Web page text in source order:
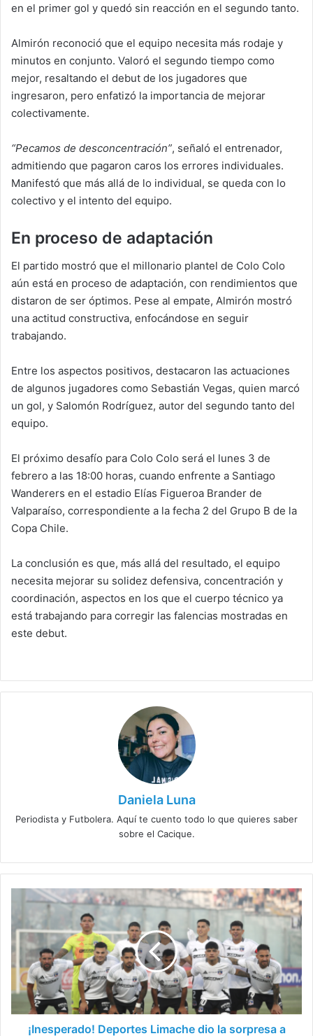
en el primer gol y quedó sin reacción en el segundo tanto.
Almirón reconoció que el equipo necesita más rodaje y
minutos en conjunto. Valoró el segundo tiempo como
mejor, resaltando el debut de los jugadores que
ingresaron, pero enfatizó la importancia de mejorar
colectivamente.
“Pecamos de desconcentración”, señaló el entrenador,
admitiendo que pagaron caros los errores individuales.
Manifestó que más allá de lo individual, se queda con lo
colectivo y el intento del equipo.
En proceso de adaptación
El partido mostró que el millonario plantel de Colo Colo
aún está en proceso de adaptación, con rendimientos que
distaron de ser óptimos. Pese al empate, Almirón mostró
una actitud constructiva, enfocándose en seguir
trabajando.
Entre los aspectos positivos, destacaron las actuaciones
de algunos jugadores como Sebastián Vegas, quien marcó
un gol, y Salomón Rodríguez, autor del segundo tanto del
equipo.
El próximo desafío para Colo Colo será el lunes 3 de
febrero a las 18:00 horas, cuando enfrente a Santiago
Wanderers en el estadio Elías Figueroa Brander de
Valparaíso, correspondiente a la fecha 2 del Grupo B de la
Copa Chile.
La conclusión es que, más allá del resultado, el equipo
necesita mejorar su solidez defensiva, concentración y
coordinación, aspectos en los que el cuerpo técnico ya
está trabajando para corregir las falencias mostradas en
este debut.
Daniela Luna
Periodista y Futbolera. Aquí te cuento todo lo que quieres saber
sobre el Cacique.
¡Inesperado!
Deportes
Limache
dio
la
sorpresa
Colo
Colo
¡Inesperado! Deportes Limache dio la sorpresa a